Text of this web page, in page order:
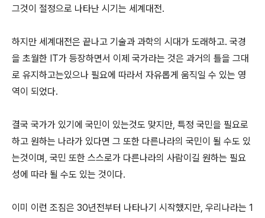
그것이 절정으로 나타난 시기는 세계대전.
하지만 세계대전은 끝나고 기술과 과학의 시대가 도래하고. 국경
을 초월한 IT가 등장하면서 이제 국가라는 것은 과거의 틀을 그대
로 유지하고는있으나 필요에 따라서 자유롭게 움직일 수 있는 영
역이 되었다.
결국 국가가 있기에 국민이 있는것도 맞지만, 특정 국민을 필요로
하고 원하는 나라가 있다면 그 또한 다른나라의 국민이 될 수도 있
는것이며, 국민 또한 스스로가 다른나라의 사람이길 원하는 필요
성에 따라 될 수도 있는 것이다.
이미 이런 조짐은 30년전부터 나타나기 시작했지만, 우리나라는 1